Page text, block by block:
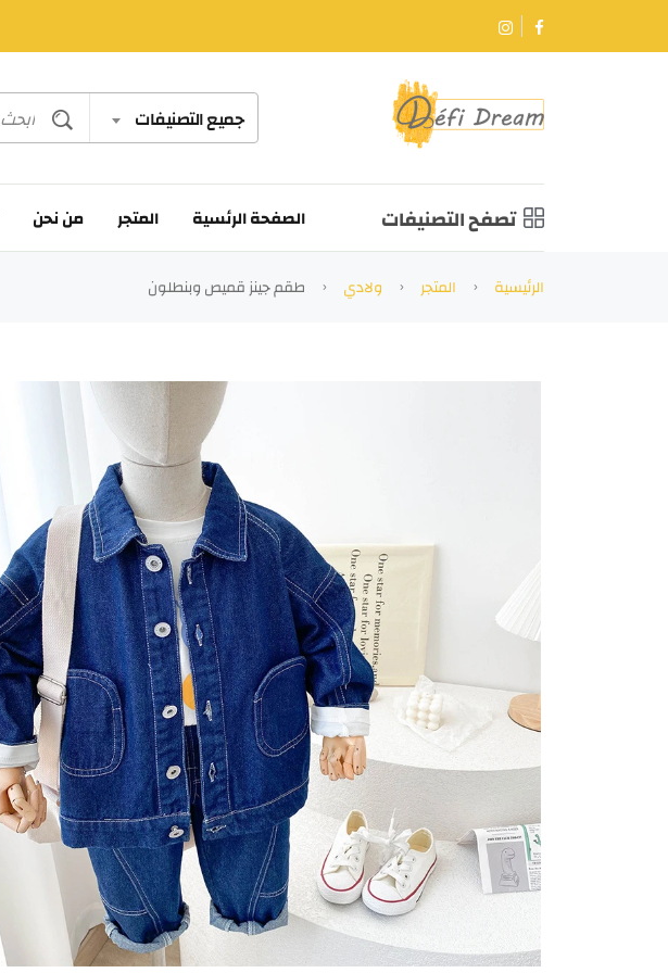
جميع التصنيفات
تصفح التصنيفات الصفحة الرئسية المتجر من نحن
الرئيسية المتجر ولادي طقم جينز قميص وبنطلون